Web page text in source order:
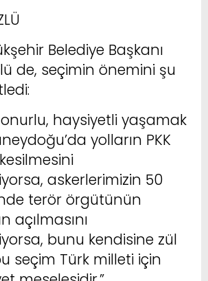
Belediye Başkanı
de, seçimin önemini şu
haysiyetli yaşamak
yolların PKK
askerlerimizin 50
terör örgütünün
açılmasını
bunu kendisine zül
seçim Türk milleti için